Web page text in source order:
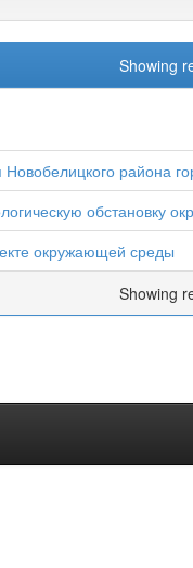
Showing
района
обстановку
окружающей среды
Showing